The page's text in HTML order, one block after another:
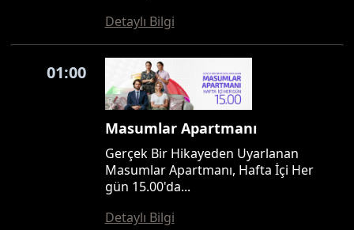
Detaylı Bilgi
01:00
Masumlar Apartmanı
Gerçek Bir Hikayeden Uyarlanan
Masumlar Apartmanı, Hafta İçi Her
gün 15.00'da...
Detaylı Bilgi